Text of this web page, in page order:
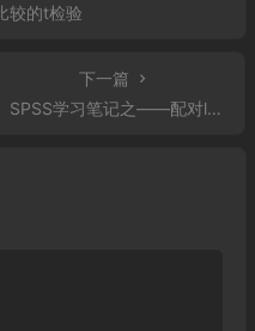
较的t检验
下一篇
SPSS学习笔记之——配对logistic回归分析